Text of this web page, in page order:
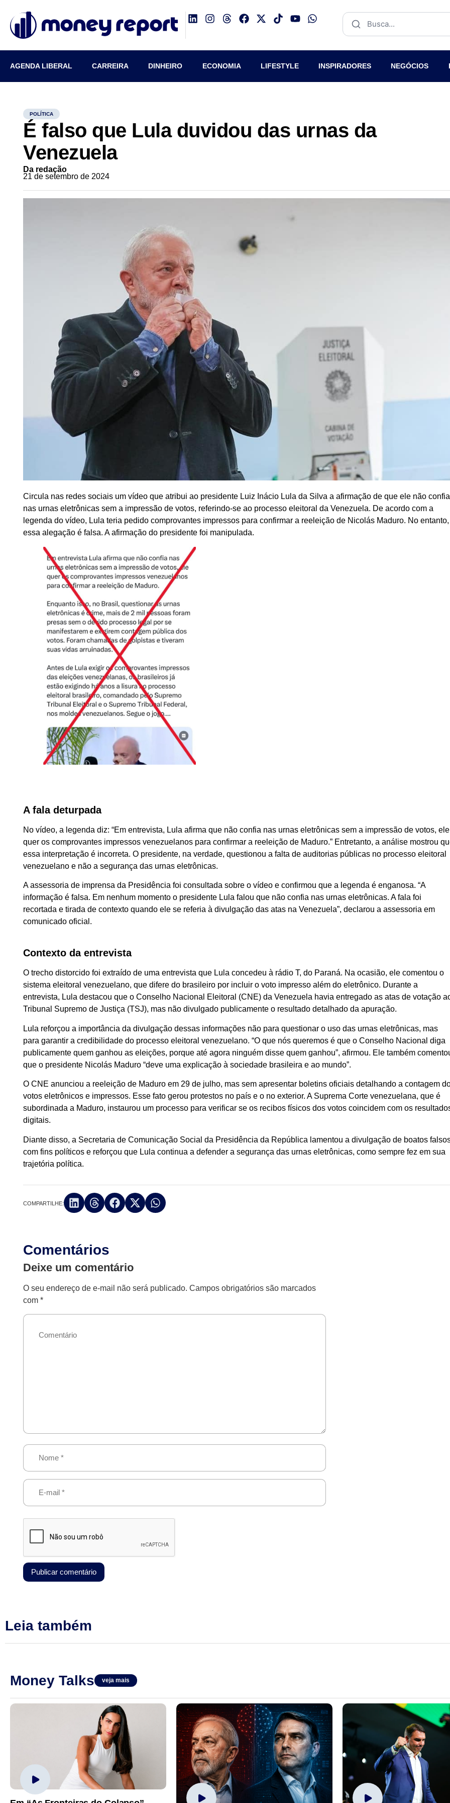
AGENDA LIBERAL CARREIRA DINHEIRO ECONOMIA LIFESTYLE INSPIRADORES NEGÓCIOS
POLÍTICA
É falso que Lula duvidou das urnas da
Venezuela
Da redação
21 de setembro de 2024
Circula nas redes sociais um vídeo que atribui ao presidente Luiz Inácio Lula da Silva a afirmação de que ele não confia
nas urnas eletrônicas sem a impressão de votos, referindo-se ao processo eleitoral da Venezuela. De acordo com a
legenda do vídeo, Lula teria pedido comprovantes impressos para confirmar a reeleição de Nicolás Maduro. No entanto,
essa alegação é falsa. A afirmação do presidente foi manipulada.
A fala deturpada
No vídeo, a legenda diz: “Em entrevista, Lula afirma que não confia nas urnas eletrônicas sem a impressão de votos, ele
quer os comprovantes impressos venezuelanos para confirmar a reeleição de Maduro.” Entretanto, a análise mostrou
essa interpretação é incorreta. O presidente, na verdade, questionou a falta de auditorias públicas no processo eleitoral
venezuelano e não a segurança das urnas eletrônicas.
A assessoria de imprensa da Presidência foi consultada sobre o vídeo e confirmou que a legenda é enganosa. “A
informação é falsa. Em nenhum momento o presidente Lula falou que não confia nas urnas eletrônicas. A fala foi
recortada e tirada de contexto quando ele se referia à divulgação das atas na Venezuela”, declarou a assessoria em
comunicado oficial.
Contexto da entrevista
O trecho distorcido foi extraído de uma entrevista que Lula concedeu à rádio T, do Paraná. Na ocasião, ele comentou o
sistema eleitoral venezuelano, que difere do brasileiro por incluir o voto impresso além do eletrônico. Durante a
entrevista, Lula destacou que o Conselho Nacional Eleitoral (CNE) da Venezuela havia entregado as atas de votação
Tribunal Supremo de Justiça (TSJ), mas não divulgado publicamente o resultado detalhado da apuração.
Lula reforçou a importância da divulgação dessas informações não para questionar o uso das urnas eletrônicas, mas
para garantir a credibilidade do processo eleitoral venezuelano. “O que nós queremos é que o Conselho Nacional diga
publicamente quem ganhou as eleições, porque até agora ninguém disse quem ganhou”, afirmou. Ele também
que o presidente Nicolás Maduro “deve uma explicação à sociedade brasileira e ao mundo”.
O CNE anunciou a reeleição de Maduro em 29 de julho, mas sem apresentar boletins oficiais detalhando a contagem
votos eletrônicos e impressos. Esse fato gerou protestos no país e o no exterior. A Suprema Corte venezuelana, que é
subordinada a Maduro, instaurou um processo para verificar se os recibos físicos dos votos coincidem com os
digitais.
Diante disso, a Secretaria de Comunicação Social da Presidência da República lamentou a divulgação de boatos
com fins políticos e reforçou que Lula continua a defender a segurança das urnas eletrônicas, como sempre fez em sua
trajetória política.
COMPARTILHE:
Comentários
Deixe um comentário
O seu endereço de e-mail não será publicado. Campos obrigatórios são marcados
com*
Leia também
Money Talks veja mais